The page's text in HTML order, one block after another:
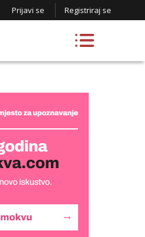
Prijavi se Registriraj se